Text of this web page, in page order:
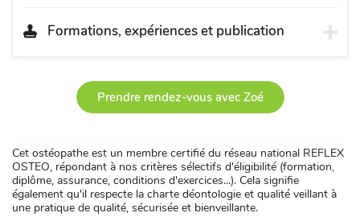
Formations, expériences et publication
Prendre rendez-vous avec Zoé
Cet ostéopathe est un membre certifié du réseau national REFLEX
OSTEO, répondant à nos critères sélectifs d'éligibilité (formation,
diplôme, assurance, conditions d'exercices...). Cela signifie
également qu'il respecte la charte déontologie et qualité veillant à
une pratique de qualité, sécurisée et bienveillante.